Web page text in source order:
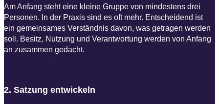
Am Anfang steht eine kleine Gruppe von mindestens drei
Personen. In der Praxis sind es oft mehr. Entscheidend ist
ein gemeinsames Verständnis davon, was getragen werden
soll. Besitz, Nutzung und Verantwortung werden von Anfang
an zusammen gedacht.
2. Satzung entwickeln​